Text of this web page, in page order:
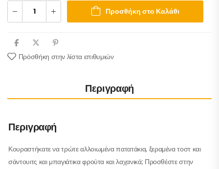
Προσθήκη στο Καλάθι
Πρόσθήκη στην λίστα επιθυμιών
Περιγραφή
Περιγραφή
Κουραστήκατε να τρώτε αλλοιωμένα πατατάκια, ξεραμένα τοστ και
σάντουιτς και μπαγιάτικα φρούτα και λαχανικά; Προσθέστε στην